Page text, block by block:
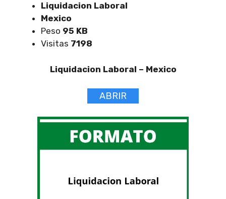
Liquidacion Laboral
Mexico
Peso 95 KB
Visitas 7198
Liquidacion Laboral – Mexico
ABRIR